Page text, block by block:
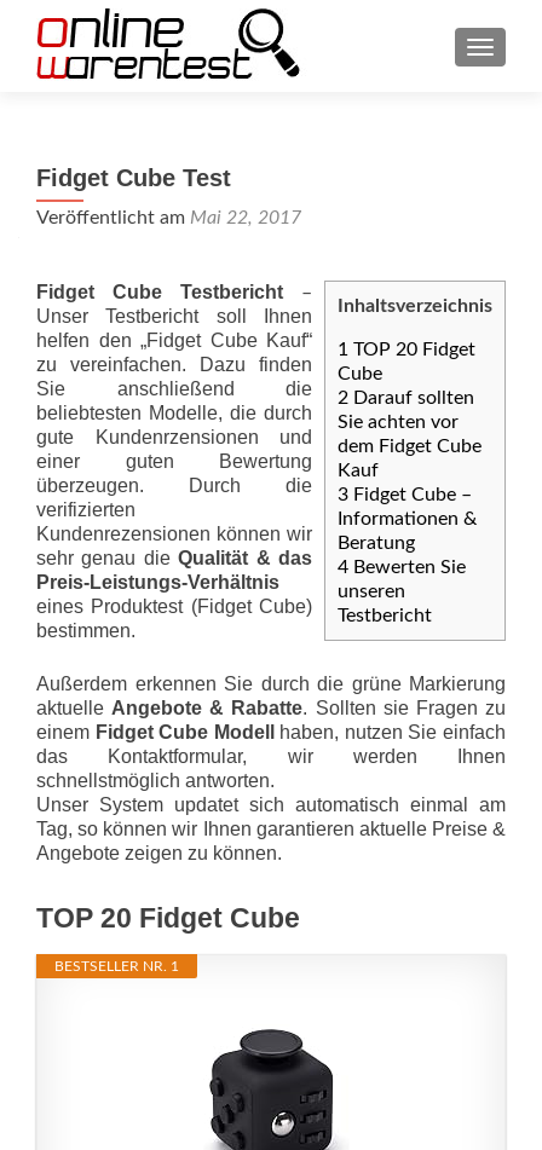
Fidget Cube Test
Veröffentlicht am Mai 22, 2017
Inhaltsverzeichnis
1 TOP 20 Fidget
Cube
2 Darauf sollten
Sie achten vor
dem Fidget Cube
Kauf
3 Fidget Cube –
Informationen &
Beratung
4 Bewerten Sie
unseren
Testbericht
Fidget Cube Testbericht –
Unser Testbericht soll Ihnen
helfen den „Fidget Cube Kauf“
zu vereinfachen. Dazu finden
Sie anschließend die
beliebtesten Modelle, die durch
gute Kundenrzensionen und
einer guten Bewertung
überzeugen. Durch die
verifizierten
Kundenrezensionen können wir
sehr genau dieQualität & das
Preis-Leis­tungs-Ver­hält­nis
eines Produktest (Fidget Cube)
bestimmen.
Außerdem erkennen Sie durch die grüne Markierung
aktuelle Angebote & Rabatte. Sollten sie Fragen zu
einem Fidget Cube Modell
haben, nutzen Sie einfach
das Kontaktformular, wir werden Ihnen
schnellstmöglich antworten.
Unser System updatet sich automatisch einmal am
Tag, so können wir Ihnen garantieren aktuelle Preise &
Angebote zeigen zu können.
TOP 20 Fidget Cube
BESTSELLER NR. 1